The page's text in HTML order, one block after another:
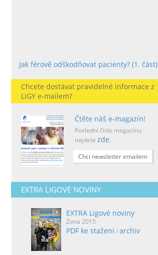
Jak férově odškodňovat pacienty? (1. část)
Chcete dostávat pravidelné informace z
LIGY e-mailem?
Čtěte náš e-magazín!
Poslední číslo magazínu
najdete zde.
Chci newsletter emailem
EXTRA LIGOVÉ NOVINY
EXTRA Ligové noviny
Zima 2015
PDF ke stažení/archiv